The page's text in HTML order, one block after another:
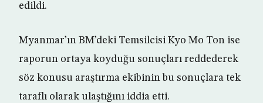
edildi.
Myanmar’ın BM’deki Temsilcisi Kyo Mo Ton ise
raporun ortaya koyduğu sonuçları reddederek
söz konusu araştırma ekibinin bu sonuçlara tek
taraflı olarak ulaştığını iddia etti.